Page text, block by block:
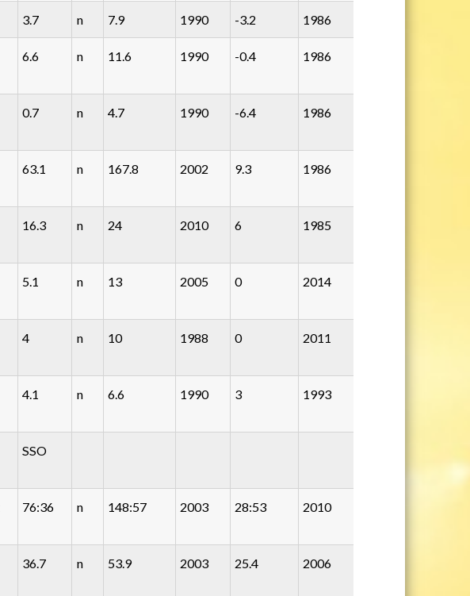
3.7 n 7.9 1990 -3.2 1986
6.6 n 11.6 1990 -0.4 1986
0.7 n 4.7 1990 -6.4 1986
63.1 n 167.8 2002 9.3 1986
16.3 n 24 2010 6 1985
5.1 n 13 2005 0 2014
4 n 10 1988 0 2011
4.1 n 6.6 1990 3 1993
SSO
76:36 n 148:57 2003 28:53 2010
36.7 n 53.9 2003 25.4 2006